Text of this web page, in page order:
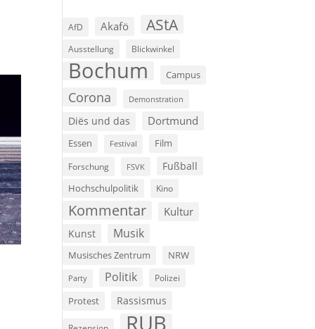
AfD Akafö AStA
Ausstellung Blickwinkel
Bochum Campus
Corona Demonstration
Diës und das Dortmund
Essen Festival Film
Forschung FSVK Fußball
Hochschulpolitik Kino
Kommentar Kultur
Kunst Musik
Musisches Zentrum NRW
Party Politik Polizei
Protest Rassismus
RUB